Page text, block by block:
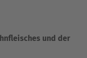
und der